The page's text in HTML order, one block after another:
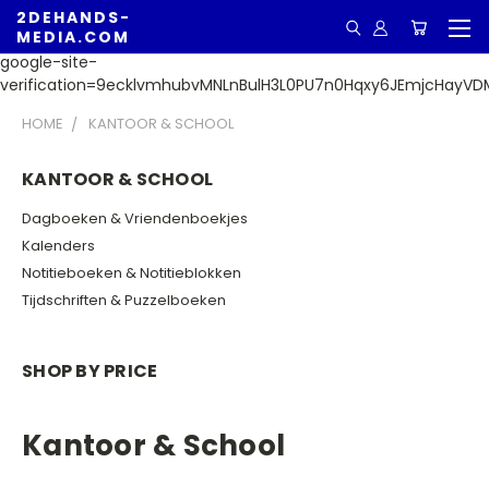
google-site-
2DEHANDS-
MEDIA.COM
HOME KANTOOR & SCHOOL
KANTOOR & SCHOOL
Dagboeken & Vriendenboekjes
Kalenders
Notitieboeken & Notitieblokken
Tijdschriften & Puzzelboeken
SHOP BY PRICE
Kantoor & School